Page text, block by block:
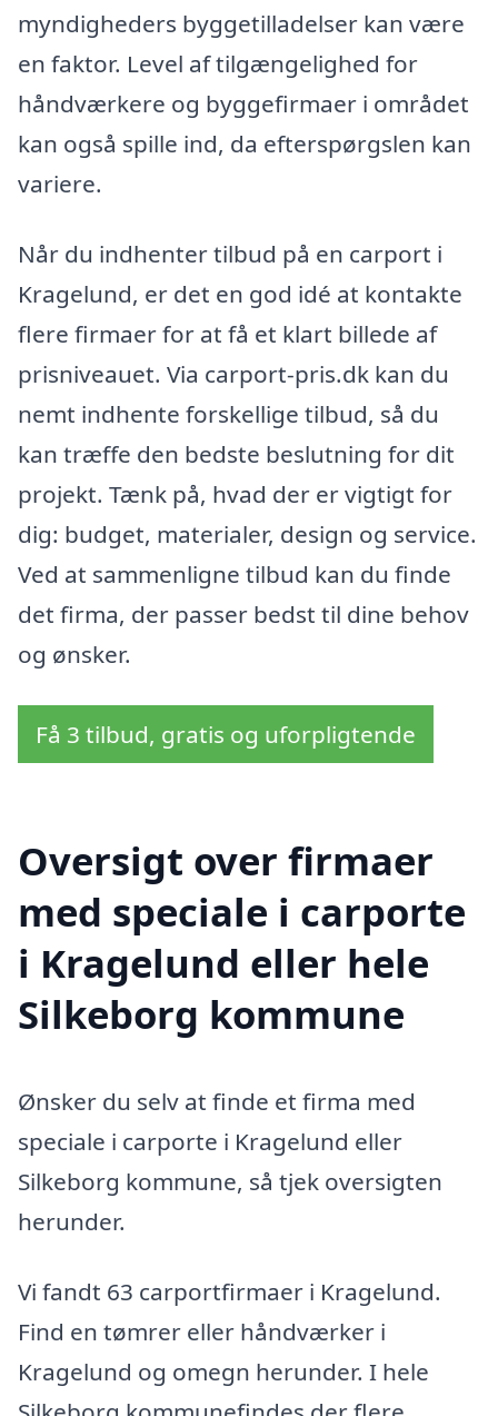
myndigheders byggetilladelser kan være
en faktor. Level af tilgængelighed for
håndværkere og byggefirmaer i området
kan også spille ind, da efterspørgslen kan
variere.
Når du indhenter tilbud på en carport i
Kragelund, er det en god idé at kontakte
flere firmaer for at få et klart billede af
prisniveauet. Via carport-pris.dk kan du
nemt indhente forskellige tilbud, så du
kan træffe den bedste beslutning for dit
projekt. Tænk på, hvad der er vigtigt for
dig: budget, materialer, design og service.
Ved at sammenligne tilbud kan du finde
det firma, der passer bedst til dine behov
og ønsker.
Få 3 tilbud, gratis og uforpligtende
Oversigt over firmaer
med speciale i carporte
i Kragelund eller hele
Silkeborg kommune
Ønsker du selv at finde et firma med
speciale i carporte i Kragelund eller
Silkeborg kommune, så tjek oversigten
herunder.
Vi fandt 63 carportfirmaer i Kragelund.
Find en tømrer eller håndværker i
Kragelund og omegn herunder. I hele